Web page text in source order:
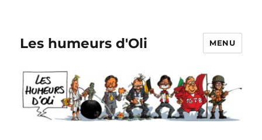
Les humeurs d'Oli MENU